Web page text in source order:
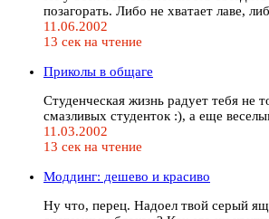
позагорать. Либо не хватает лаве,
11.06.2002
13 сек на чтение
Приколы в общаге
Студенческая жизнь радует тебя не
смазливых студенток :), а еще
11.03.2002
13 сек на чтение
Моддинг: дешево и красиво
Ну что, перец. Надоел твой серый